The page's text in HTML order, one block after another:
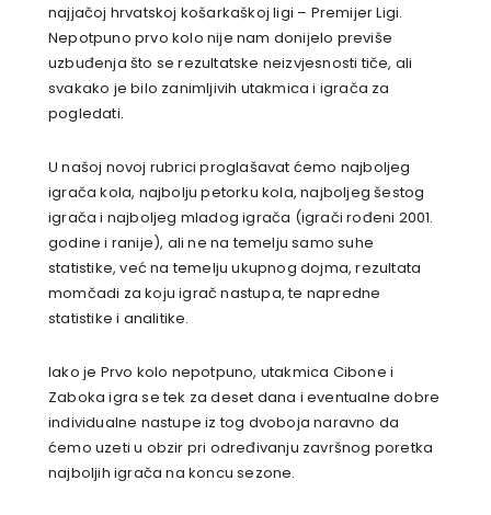
najjačoj hrvatskoj košarkaškoj ligi – Premijer Ligi.
Nepotpuno prvo kolo nije nam donijelo previše
uzbuđenja što se rezultatske neizvjesnosti tiče, ali
svakako je bilo zanimljivih utakmica i igrača za
pogledati.
U našoj novoj rubrici proglašavat ćemo najboljeg
igrača kola, najbolju petorku kola, najboljeg šestog
igrača i najboljeg mladog igrača (igrači rođeni 2001.
godine i ranije), ali ne na temelju samo suhe
statistike, već na temelju ukupnog dojma, rezultata
momčadi za koju igrač nastupa, te napredne
statistike i analitike.
Iako je Prvo kolo nepotpuno, utakmica Cibone i
Zaboka igra se tek za deset dana i eventualne dobre
individualne nastupe iz tog dvoboja naravno da
ćemo uzeti u obzir pri određivanju završnog poretka
najboljih igrača na koncu sezone.